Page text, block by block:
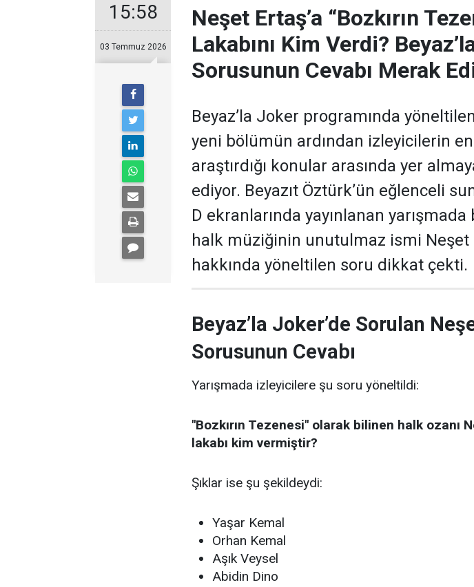
15:58
03 Temmuz 2026
Neşet Ertaş’a “Bozkırın
Lakabını Kim Verdi?
Sorusunun Cevabı Merak
Beyaz’la Joker programında
yeni bölümün ardından izleyicilerin
araştırdığı konular arasında yer
ediyor. Beyazıt Öztürk’ün eğlenceli
D ekranlarında yayınlanan
halk müziğinin unutulmaz ismi Neşet
hakkında yöneltilen soru dikkat çekti.
Beyaz’la Joker’de Sorulan
Sorusunun Cevabı
Yarışmada izleyicilere şu soru yöneltildi:
"Bozkırın Tezenesi" olarak bilinen halk ozanı
lakabı kim vermiştir?
Şıklar ise şu şekildeydi:
Yaşar Kemal
Orhan Kemal
Aşık Veysel
Abidin Dino